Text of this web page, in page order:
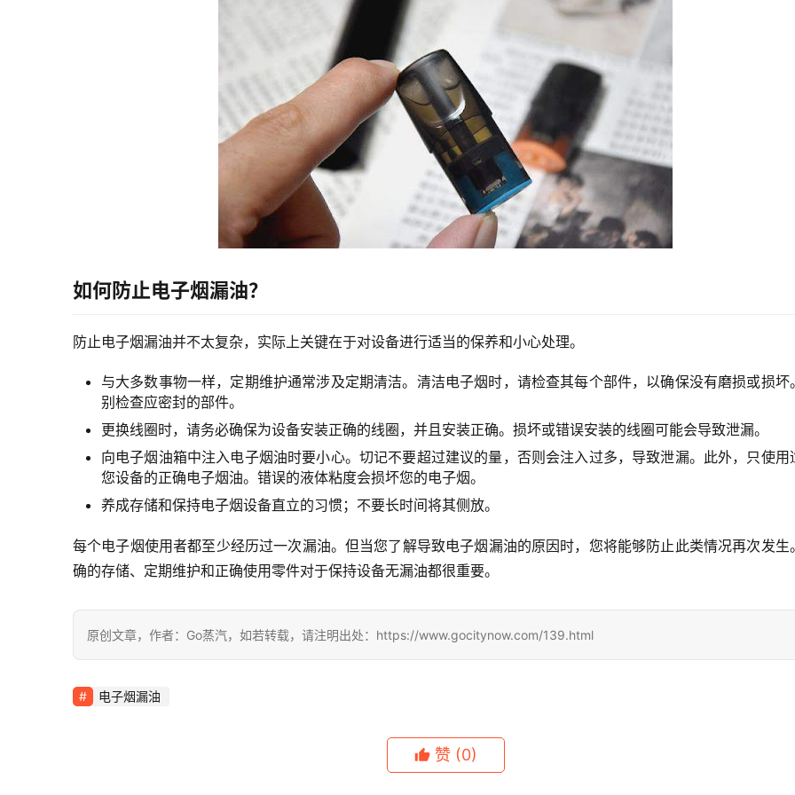
如何防止电子烟漏油？
防止电子烟漏油并不太复杂，实际上关键在于对设备进行适当的保养和小心处理。
与大多数事物一样，定期维护通常涉及定期清洁。清洁电子烟时，请检查其每个部件，以确保没有磨损或损坏
别检查应密封的部件。
更换线圈时，请务必确保为设备安装正确的线圈，并且安装正确。损坏或错误安装的线圈可能会导致泄漏。
向电子烟油箱中注入电子烟油时要小心。切记不要超过建议的量，否则会注入过多，导致泄漏。此外，只使用
您设备的正确电子烟油。错误的液体粘度会损坏您的电子烟。
养成存储和保持电子烟设备直立的习惯；不要长时间将其侧放。
每个电子烟使用者都至少经历过一次漏油。但当您了解导致电子烟漏油的原因时，您将能够防止此类情况再次发生
确的存储、定期维护和正确使用零件对于保持设备无漏油都很重要。
原创文章，作者：Go蒸汽，如若转载，请注明出处：https://www.gocitynow.com/139.html
电子烟漏油
赞 (0)